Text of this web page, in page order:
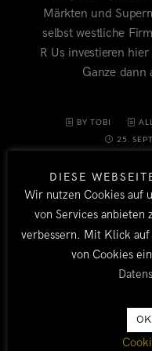
Märkten und
selbst westliche
R Us investieren
Ganze dann
BY TOBI
25.
DIESE
Wir nutzen Cookies auf
von Services anbieten
verbessern. Mit Klick auf
von Cookies
OK